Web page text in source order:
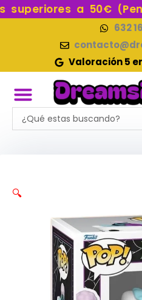
Ir
a 50€
632
Valoración 5 en
Search
...
🔍